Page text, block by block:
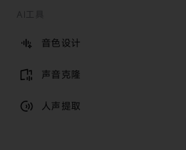
音色设计
声音克隆
人声提取